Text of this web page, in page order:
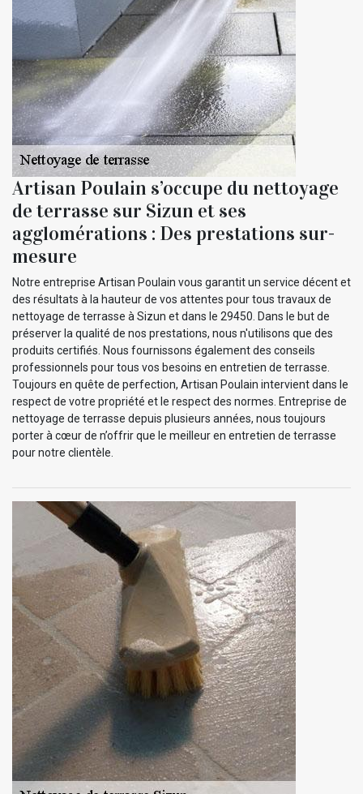
Artisan Poulain s’occupe du nettoyage
de terrasse sur Sizun et ses
agglomérations : Des prestations sur-
mesure
Notre entreprise Artisan Poulain vous garantit un service décent et
des résultats à la hauteur de vos attentes pour tous travaux de
nettoyage de terrasse à Sizun et dans le 29450. Dans le but de
préserver la qualité de nos prestations, nous n'utilisons que des
produits certifiés. Nous fournissons également des conseils
professionnels pour tous vos besoins en entretien de terrasse.
Toujours en quête de perfection, Artisan Poulain intervient dans le
respect de votre propriété et le respect des normes. Entreprise de
nettoyage de terrasse depuis plusieurs années, nous toujours
porter à cœur de n’offrir que le meilleur en entretien de terrasse
pour notre clientèle.